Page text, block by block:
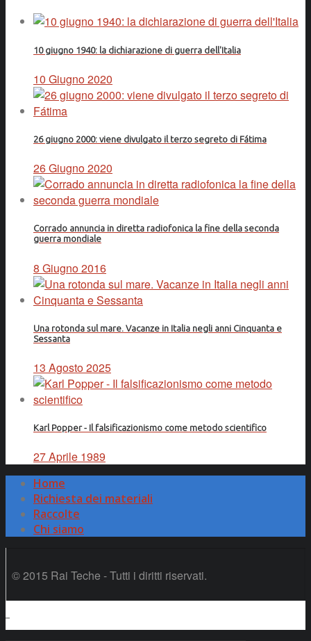
10 giugno 1940: la dichiarazione di guerra dell'Italia
10 Giugno 2020
26 giugno 2000: viene divulgato il terzo segreto di Fátima
26 Giugno 2020
Corrado annuncia in diretta radiofonica la fine della seconda
guerra mondiale
8 Giugno 2016
Una rotonda sul mare. Vacanze in Italia negli anni Cinquanta e
Sessanta
13 Agosto 2025
Karl Popper - Il falsificazionismo come metodo scientifico
27 Aprile 1989
Home
Richiesta dei materiali
Raccolte
Chi siamo
© 2015 Rai Teche - Tutti i diritti riservati.